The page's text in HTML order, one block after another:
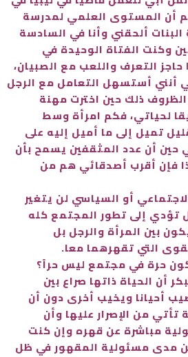
أن المستوى العلمي لمدرسة
ألحقني وأنا في السادسة
وكنت الفتاة الوحيدة في
التعرف واللعب مع الصبيان،
أستسهل التعامل مع الرجل
ذلك حين اخترت مهنة
لحياتي، فكم امرأة وسط
تميل إلى ما أميل إليه على
حين أن عدد المثقفين يسمح بأن
فإن أقرب أصدقائي هم من
أو السياسي لن يتغير
تؤدي إلى تطور المجتمع كله
بين المرأة والرجل بل
التي تقهرهما معا.
حرة في مجتمع ليس حراً؟
أن الحياة ذاتها صراع بين
أحيانا ويخيب أخرى دون أن
تأتي من الإصرار عليها وأن
مباشرة عن قهره وإن كنت
مدى مسئولية المقهور في ظل